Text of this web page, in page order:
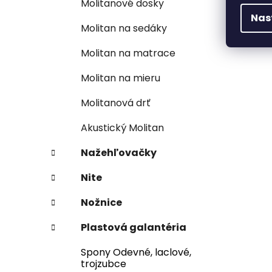
Molitanové dosky
Molitan na sedáky
Molitan na matrace
Molitan na mieru
Molitanová drť
Akustický Molitan
Nažehľovačky
Nite
Nožnice
Plastová galantéria
Spony Odevné, laclové,
trojzubce